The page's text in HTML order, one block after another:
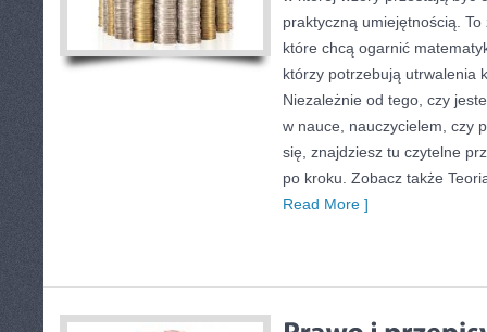
praktyczną umiejętnością.
które chcą ogarnić
którzy potrzebują utrwalenia
Niezależnie od tego, czy
w nauce, nauczycielem, czy
się, znajdziesz tu czytelne
po kroku. Zobacz także
Read More ]